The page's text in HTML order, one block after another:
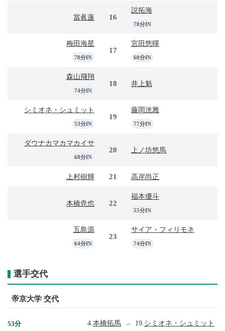
當眞蓮 16
説拓海
78分IN
梅田海星
78分IN
17
宮田悠暉
60分IN
森山飛翔
74分IN
18 井上魁
シミオネ・シュミット
53分IN
19
藤岡洸雅
77分IN
ダウナカマカマカイサ
68分IN
20 上ノ坊悠馬
上村樹輝 21 高岸尚正
本橋尭也 22
福本優斗
55分IN
五島源
64分IN
23
サイア・フィリモネ
74分IN
選手交代
帝京大学 交代
53分 4. 本橋拓馬 → 19. シミオネ・シュミット